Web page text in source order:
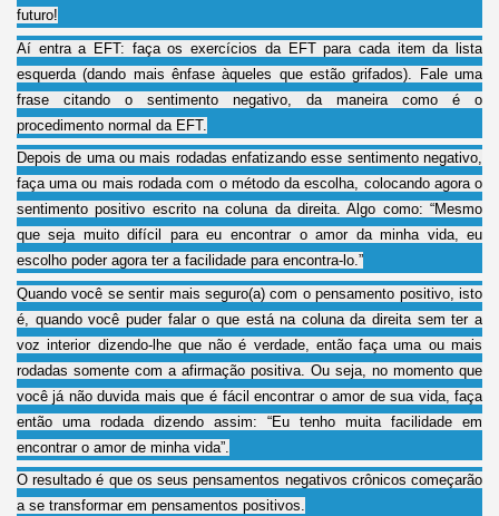
futuro!
Aí entra a EFT: faça os exercícios da EFT para cada item da lista
esquerda (dando mais ênfase àqueles que estão grifados). Fale uma
frase citando o sentimento negativo, da maneira como é o
procedimento normal da EFT.
Depois de uma ou mais rodadas enfatizando esse sentimento negativo,
faça uma ou mais rodada com o método da escolha, colocando agora o
sentimento positivo escrito na coluna da direita. Algo como: “Mesmo
que seja muito difícil para eu encontrar o amor da minha vida, eu
escolho poder agora ter a facilidade para encontra-lo.”
Quando você se sentir mais seguro(a) com o pensamento positivo, isto
é, quando você puder falar o que está na coluna da direita sem ter a
voz interior dizendo-lhe que não é verdade, então faça uma ou mais
rodadas somente com a afirmação positiva. Ou seja, no momento que
você já não duvida mais que é fácil encontrar o amor de sua vida, faça
então uma rodada dizendo assim: “Eu tenho muita facilidade em
encontrar o amor de minha vida”.
O resultado é que os seus pensamentos negativos crônicos começarão
a se transformar em pensamentos positivos.